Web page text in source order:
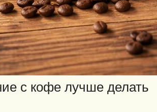
с кофе лучше делать